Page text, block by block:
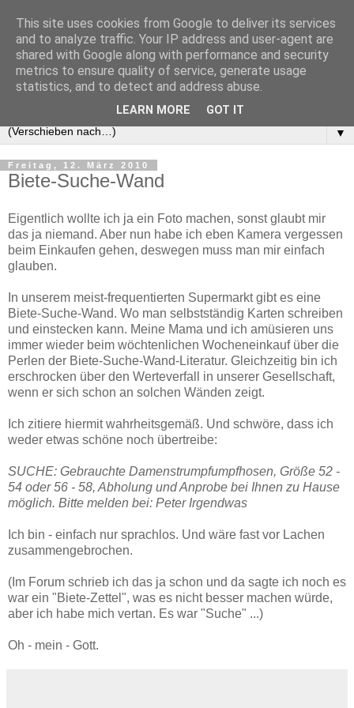
▼
Freitag, 12. März 2010
Biete-Suche-Wand
Eigentlich wollte ich ja ein Foto machen, sonst glaubt mir
das ja niemand. Aber nun habe ich eben Kamera vergessen
beim Einkaufen gehen, deswegen muss man mir einfach
glauben.
In unserem meist-frequentierten Supermarkt gibt es eine
Biete-Suche-Wand. Wo man selbstständig Karten schreiben
und einstecken kann. Meine Mama und ich amüsieren uns
immer wieder beim wöchtenlichen Wocheneinkauf über die
Perlen der Biete-Suche-Wand-Literatur. Gleichzeitig bin ich
erschrocken über den Werteverfall in unserer Gesellschaft,
wenn er sich schon an solchen Wänden zeigt.
Ich zitiere hiermit wahrheitsgemäß. Und schwöre, dass ich
weder etwas schöne noch übertreibe:
SUCHE: Gebrauchte Damenstrumpfumpfhosen, Größe 52 -
54 oder 56 - 58, Abholung und Anprobe bei Ihnen zu Hause
möglich. Bitte melden bei: Peter Irgendwas
Ich bin - einfach nur sprachlos. Und wäre fast vor Lachen
zusammengebrochen.
(Im Forum schrieb ich das ja schon und da sagte ich noch es
war ein "Biete-Zettel", was es nicht besser machen würde,
aber ich habe mich vertan. Es war "Suche" ...)
Oh - mein - Gott.
This site uses cookies from Google to deliver its services
and to analyze traffic. Your IP address and user-agent are
shared with Google along with performance and security
metrics to ensure quality of service, generate usage
statistics, and to detect and address abuse.
LEARN MORE GOT IT